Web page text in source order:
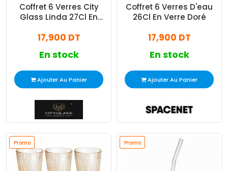
Coffret 6 Verres City
Glass Linda 27Cl En
17,900 DT
En stock
Ajouter Au Panier
Coffret 6 Verres D'eau
26Cl En Verre Doré
17,900 DT
En stock
Ajouter Au Panier
Promo Promo